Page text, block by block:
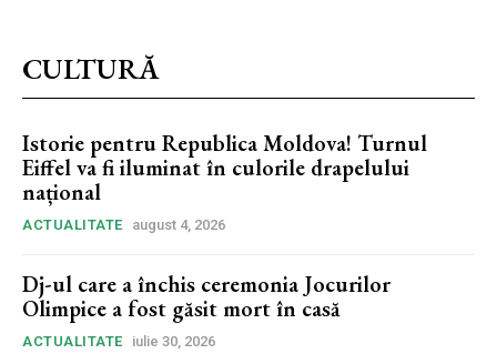
CULTURĂ
Istorie pentru Republica Moldova! Turnul
Eiffel va fi iluminat în culorile drapelului
național
ACTUALITATE august 4, 2026
Dj-ul care a închis ceremonia Jocurilor
Olimpice a fost găsit mort în casă
ACTUALITATE iulie 30, 2026